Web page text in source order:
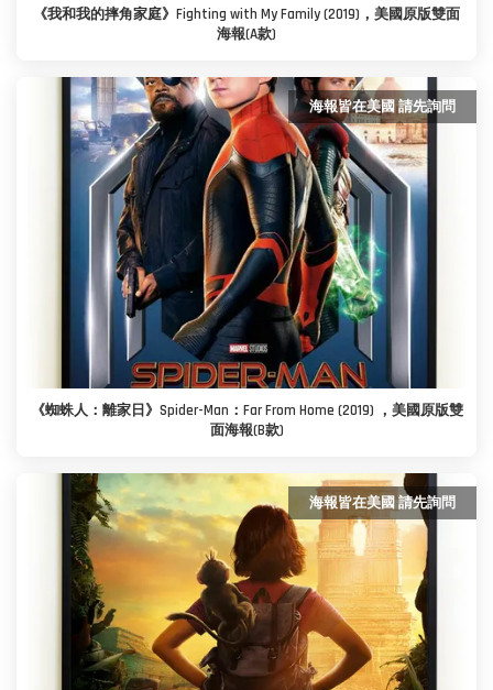
《我和我的摔角家庭》Fighting with My Family (2019)，美國原版雙面
海報(A款)
海報皆在美國 請先詢問
《蜘蛛人：離家日》Spider-Man：Far From Home (2019) ，美國原版雙
面海報(B款)
海報皆在美國 請先詢問